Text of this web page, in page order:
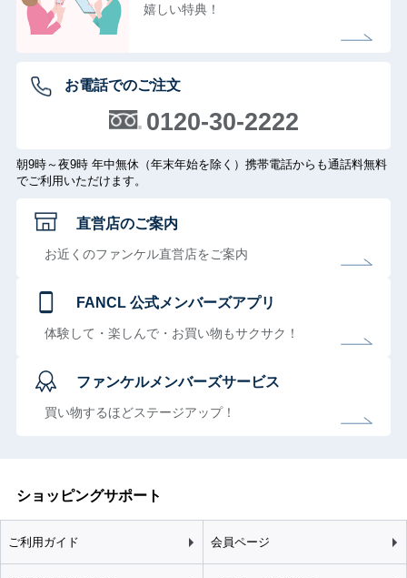
嬉しい特典！
お電話でのご注文
0120-30-2222
朝9時～夜9時 年中無休（年末年始を除く）携帯電話からも通話料無料
でご利用いただけます。
直営店のご案内
お近くのファンケル直営店をご案内
FANCL 公式メンバーズアプリ
体験して・楽しんで・お買い物もサクサク！
ファンケルメンバーズサービス
買い物するほどステージアップ！
ショッピングサポート
ご利用ガイド 会員ページ